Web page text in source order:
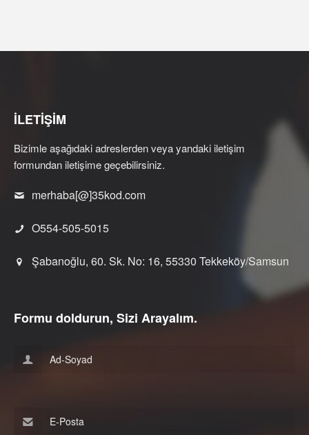
İLETİŞİM
Bizimle aşağıdaki adreslerden veya yandaki iletişim
formundan iletişime geçebilirsiniz.
merhaba[@]35kod.com
O554-505-5015
Şabanoğlu, 60. Sk. No: 16, 55330 Tekkeköy/Samsun
Formu doldurun, Sizi Arayalım.